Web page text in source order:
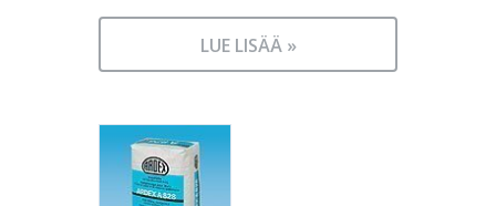
LUE LISÄÄ »